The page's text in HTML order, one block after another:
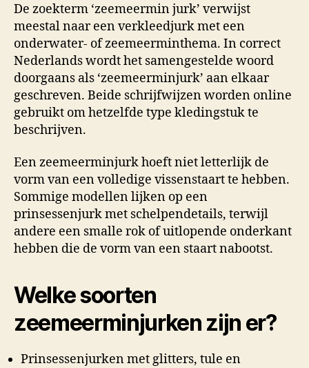
De zoekterm ‘zeemeermin jurk’ verwijst
meestal naar een verkleedjurk met een
onderwater- of zeemeerminthema. In correct
Nederlands wordt het samengestelde woord
doorgaans als ‘zeemeerminjurk’ aan elkaar
geschreven. Beide schrijfwijzen worden online
gebruikt om hetzelfde type kledingstuk te
beschrijven.
Een zeemeerminjurk hoeft niet letterlijk de
vorm van een volledige vissenstaart te hebben.
Sommige modellen lijken op een
prinsessenjurk met schelpendetails, terwijl
andere een smalle rok of uitlopende onderkant
hebben die de vorm van een staart nabootst.
Welke soorten
zeemeerminjurken zijn er?
Prinsessenjurken met glitters, tule en